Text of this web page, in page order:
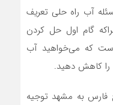
آب راه حلی تعریف
گام اول حل کردن
که می‌خواهید آب
را کاهش دهید.
فارس به مشهد توجیه